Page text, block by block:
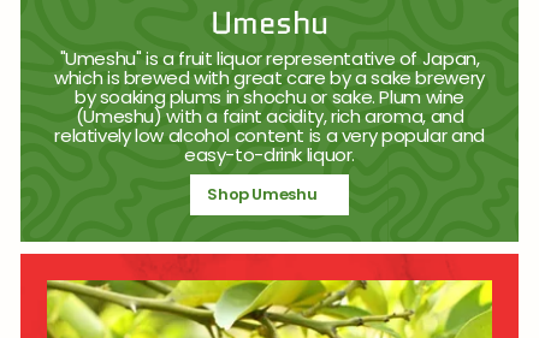
Umeshu
"Umeshu" is a fruit liquor representative of Japan,
which is brewed with great care by a sake brewery
by soaking plums in shochu or sake. Plum wine
(Umeshu) with a faint acidity, rich aroma, and
relatively low alcohol content is a very popular and
easy-to-drink liquor.
Shop Umeshu